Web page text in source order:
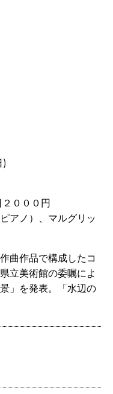
)
０００円
アノ）、マルグリッ
曲作品で構成したコ
立美術館の委嘱によ
」を発表。「水辺の